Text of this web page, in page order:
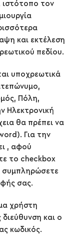
ιστότοπο τον
και εκτέλεση
πεδίου.
υποχρεωτικά
Πόλη,
Ηλεκτρονική
θα πρέπει να
Για την
, αφού
το checkbox
συμπληρώσετε
σας.
χρήστη
και ο
κωδικός.